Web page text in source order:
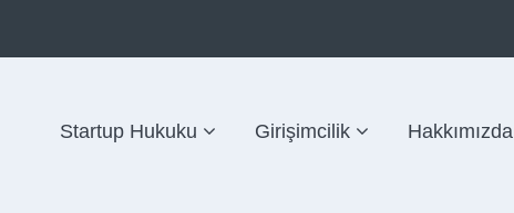
Startup Hukuku Girişimcilik Hakkımızda